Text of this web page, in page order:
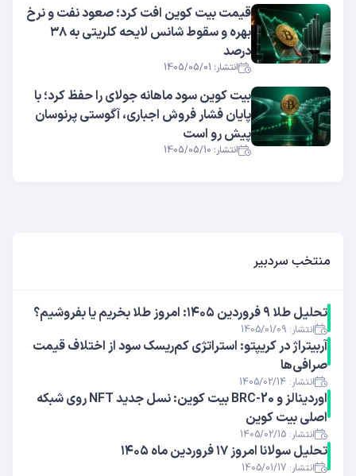
قیمت بیت کوین افت کرد؛ صعود نفت و نرخ
بهره و سقوط شانس لایحه کلریتی به ۳۸
درصد
انتشار: 1405/05/01
بیت کوین سود ماهانه جولای را حفظ کرد؛ با
پایان فشار فروش اجباری، آگوستی پرنوسان
پیش رو است
انتشار: 1405/05/10
منتخب سردبیر
تحلیل طلا ۹ فروردین ۱۴۰۵: امروز طلا بخریم یا بفروشیم؟
انتشار: 1405/01/09
آربیتراژ در کریپتو: استراتژی کم‌ریسک سود از اختلاف قیمت
صرافی‌ها
انتشار: 1405/02/14
اوردینالز و BRC-20 بیت کوین: نسل جدید NFT روی شبکه
اصلی بیت کوین
انتشار: 1405/02/15
تحلیل سولانا امروز ۱۷ فروردین ماه ۱۴۰۵
انتشار: 1405/01/17